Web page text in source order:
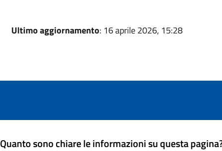
Ultimo aggiornamento: 16 aprile 2026, 15:28
Quanto sono chiare le informazioni su questa